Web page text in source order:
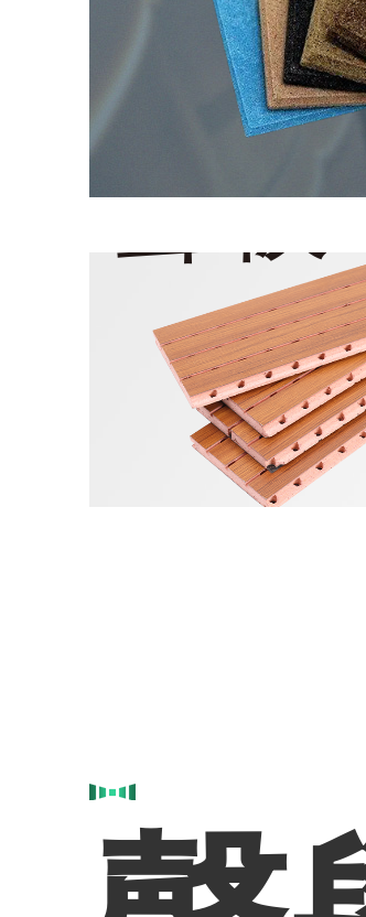
槽孔
聲板